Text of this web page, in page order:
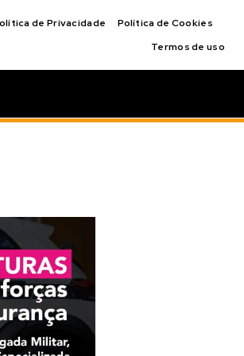
de Privacidade
Política de Cookies
Termos de uso